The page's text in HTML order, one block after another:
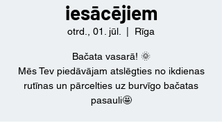
iesācējiem
otrd., 01. jūl. Rīga
Bačata vasarā! 🌞
Mēs Tev piedāvājam atslēgties no ikdienas
rutīnas un pārcelties uz burvīgo bačatas
pasauli🤩